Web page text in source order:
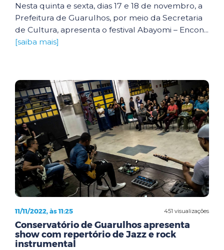
Nesta quinta e sexta, dias 17 e 18 de novembro, a
Prefeitura de Guarulhos, por meio da Secretaria
de Cultura, apresenta o festival Abayomi – Encon...
[saiba mais]
451 visualizações
11/11/2022, às 11:25
Conservatório de Guarulhos apresenta
show com repertório de Jazz e rock
instrumental